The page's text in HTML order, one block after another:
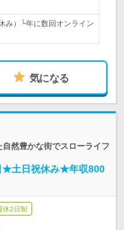
み）└年に数回オンライン
気になる
然豊かな街でスローライフ
★土日祝休み★年収800
休2日制